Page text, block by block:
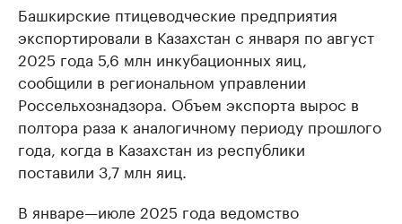
Башкирские птицеводческие предприятия
экспортировали в Казахстан с января по август
2025 года 5,6 млн инкубационных яиц,
сообщили в региональном управлении
Россельхознадзора. Объем экспорта вырос в
полтора раза к аналогичному периоду прошлого
года, когда в Казахстан из республики
поставили 3,7 млн яиц.
В январе—июле 2025 года ведомство